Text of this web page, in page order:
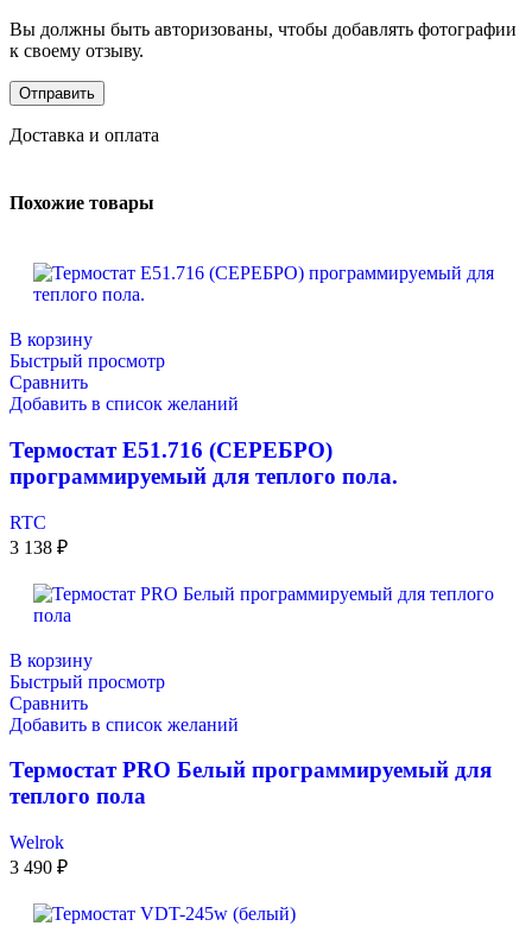
Вы должны быть авторизованы, чтобы добавлять фотографии
к своему отзыву.
Доставка и оплата
Похожие товары
В корзину
Быстрый просмотр
Сравнить
Добавить в список желаний
Термостат E51.716 (СЕРЕБРО)
программируемый для теплого пола.
RTC
3 138 ₽
В корзину
Быстрый просмотр
Сравнить
Добавить в список желаний
Термостат PRO Белый программируемый для
теплого пола
Welrok
3 490 ₽